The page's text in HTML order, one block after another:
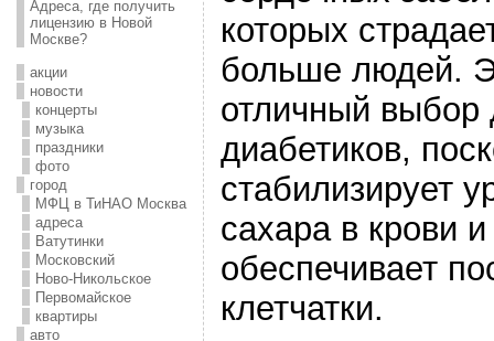
Адреса, где получить
лицензию в Новой
Москве?
акции
новости
концерты
музыка
праздники
фото
город
МФЦ в ТиНАО Москва
адреса
Ватутинки
Московский
Ново-Никольское
Первомайское
квартиры
авто
которых
больше людей.
отличный выбор
диабетиков,
стабилизирует
сахара в крови и
обеспечивает
клетчатки.